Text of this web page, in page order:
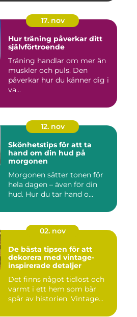
17. nov
Hur träning påverkar ditt
självförtroende
Träning handlar om mer än
muskler och puls. Den
påverkar hur du känner dig i
va...
12. nov
Skönhetstips för att ta
hand om din hud på
morgonen
Morgonen sätter tonen för
hela dagen – även för din
hud. Hur du tar hand o...
02. nov
De bästa tipsen för att
dekorera med vintage-
inspirerade detaljer
Det finns något tidlöst och
varmt i ett hem som bär
spår av historien. Vintage...